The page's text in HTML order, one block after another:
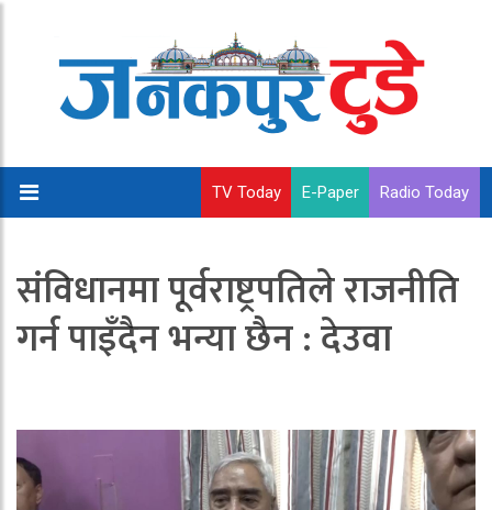
TV Today E-Paper Radio Today
संविधानमा पूर्वराष्ट्रपतिले राजनीति
गर्न पाइँदैन भन्या छैन : देउवा